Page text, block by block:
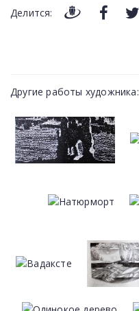
Делится:
Другие работы художника: